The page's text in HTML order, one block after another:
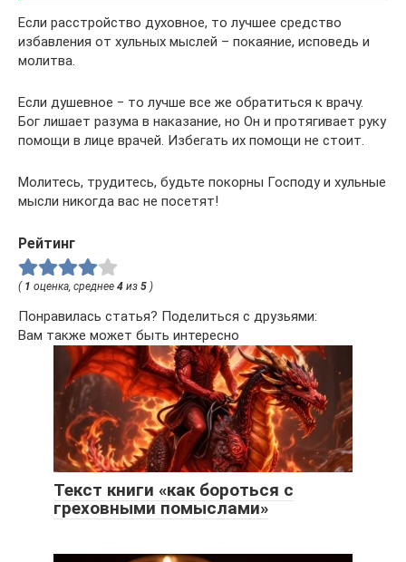
Если расстройство духовное, то лучшее средство
избавления от хульных мыслей – покаяние, исповедь и
молитва.
Если душевное ‒ то лучше все же обратиться к врачу.
Бог лишает разума в наказание, но Он и протягивает руку
помощи в лице врачей. Избегать их помощи не стоит.
Молитесь, трудитесь, будьте покорны Господу и хульные
мысли никогда вас не посетят!
Рейтинг
( 1 оценка, среднее 4 из 5 )
Понравилась статья? Поделиться с друзьями:
Вам также может быть интересно
Текст книги «как бороться с
греховными помыслами»